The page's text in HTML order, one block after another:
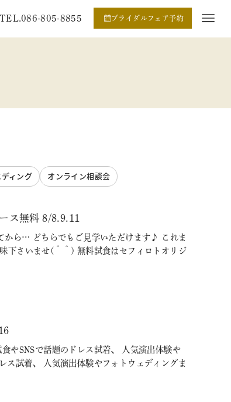
TEL.086-805-8855 ブライダルフェア予約
ィング オンライン相談会
ス無料 8/8.9.11
から… どちらでもご見学いただけます♪ これま
下さいませ(＾＾) 無料試食はセフィロトオリジ
やSNSで話題のドレス試着、 人気演出体験や
ス試着、 人気演出体験やフォトウェディングま